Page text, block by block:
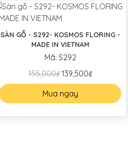
SÀN GỖ - S292- KOSMOS FLORING -
MADE IN VIETNAM
Mã: S292
155,000₫ 139,500₫
Mua ngay